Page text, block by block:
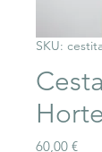
SKU:
60,00 €